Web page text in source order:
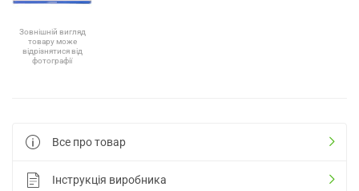
Зовнішній вигляд
товару може
відрізнятися від
фотографії
Все про товар
Інструкція виробника